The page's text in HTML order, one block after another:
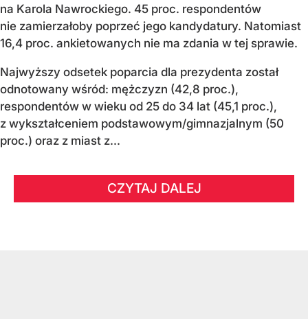
na Karola Nawrockiego. 45 proc. respondentów
nie zamierzałoby poprzeć jego kandydatury. Natomiast
16,4 proc. ankietowanych nie ma zdania w tej sprawie.
Najwyższy odsetek poparcia dla prezydenta został
odnotowany wśród: mężczyzn (42,8 proc.),
respondentów w wieku od 25 do 34 lat (45,1 proc.),
z wykształceniem podstawowym/gimnazjalnym (50
proc.) oraz z miast z...
CZYTAJ DALEJ